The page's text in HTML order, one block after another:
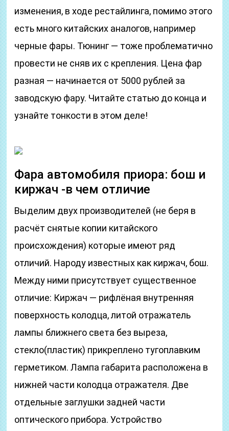
изменения, в ходе рестайлинга, помимо этого
есть много китайских аналогов, например
черные фары. Тюнинг — тоже проблематично
провести не сняв их с крепления. Цена фар
разная — начинается от 5000 рублей за
заводскую фару. Читайте статью до конца и
узнайте тонкости в этом деле!
Фара автомобиля приора: бош и
киржач -в чем отличие
Выделим двух производителей (не беря в
расчёт снятые копии китайского
происхождения) которые имеют ряд
отличий. Народу известных как киржач, бош.
Между ними присутствует существенное
отличие: Киржач — рифлёная внутренняя
поверхность колодца, литой отражатель
лампы ближнего света без выреза,
стекло(пластик) прикреплено тугоплавким
герметиком. Лампа габарита расположена в
нижней части колодца отражателя. Две
отдельные заглушки задней части
оптического прибора. Устройство